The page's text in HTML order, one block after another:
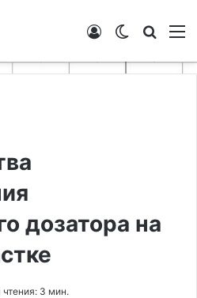
Switch skin
Войти
дозатора на
3 мин.